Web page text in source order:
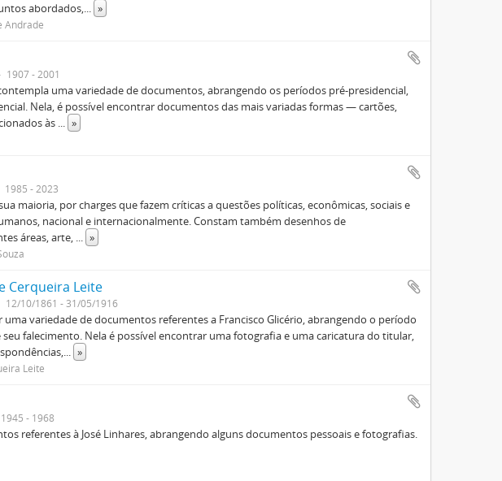
abordados,... »
Andrade
1907 - 2001
uma variedade de documentos, abrangendo os períodos pré-presidencial,
Nela, é possível encontrar documentos das mais variadas formas — cartões,
às ... »
1985 - 2023
maioria, por charges que fazem críticas a questões políticas, econômicas, sociais e
nacional e internacionalmente. Constam também desenhos de
áreas, arte, ... »
Cerqueira Leite
12/10/1861 - 31/05/1916
uma variedade de documentos referentes a Francisco Glicério, abrangendo o período
seu falecimento. Nela é possível encontrar uma fotografia e uma caricatura do titular,
... »
Leite
1945 - 1968
referentes à José Linhares, abrangendo alguns documentos pessoais e fotografias.